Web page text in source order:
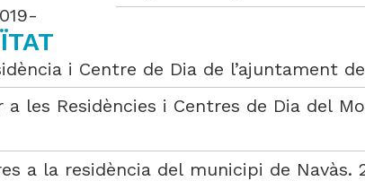
i Centre de Dia de l’ajuntament de
les Residències i Centres de Dia del
a la residència del municipi de Navàs.